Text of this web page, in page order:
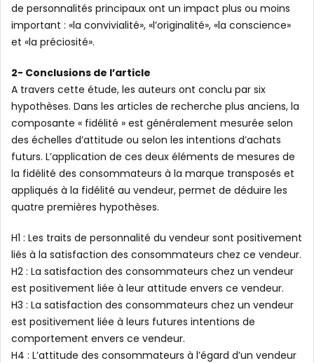
de personnalités principaux ont un impact plus ou moins
important : «la convivialité», «l’originalité», «la conscience»
et «la préciosité».
2- Conclusions de l’article
A travers cette étude, les auteurs ont conclu par six
hypothèses. Dans les articles de recherche plus anciens, la
composante « fidélité » est généralement mesurée selon
des échelles d’attitude ou selon les intentions d’achats
futurs. L’application de ces deux éléments de mesures de
la fidélité des consommateurs à la marque transposés et
appliqués à la fidélité au vendeur, permet de déduire les
quatre premières hypothèses.
H1 : Les traits de personnalité du vendeur sont positivement
liés à la satisfaction des consommateurs chez ce vendeur.
H2 : La satisfaction des consommateurs chez un vendeur
est positivement liée à leur attitude envers ce vendeur.
H3 : La satisfaction des consommateurs chez un vendeur
est positivement liée à leurs futures intentions de
comportement envers ce vendeur.
H4 : L’attitude des consommateurs à l’égard d’un vendeur